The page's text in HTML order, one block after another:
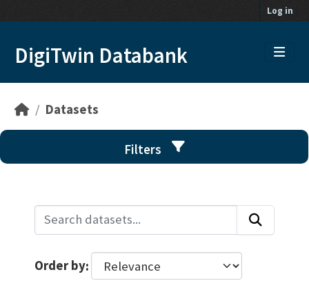
Log in
DigiTwin Databank
Datasets
Filters
Order by